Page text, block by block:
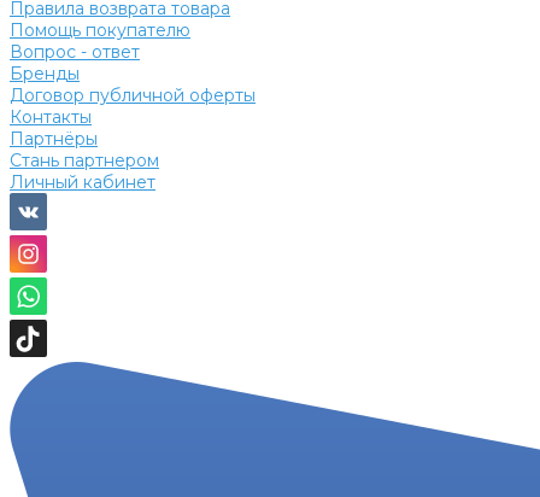
Правила возврата товара
Помощь покупателю
Вопрос - ответ
Бренды
Договор публичной оферты
Контакты
Партнёры
Стань партнером
Личный кабинет